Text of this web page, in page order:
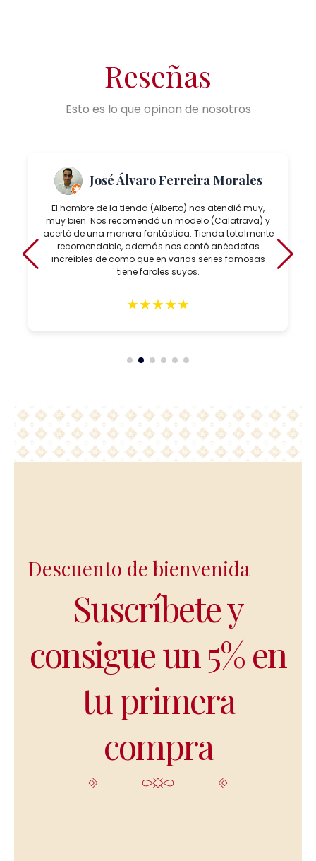
Reseñas
Esto es lo que opinan de nosotros
José Álvaro Ferreira Morales
El hombre de la tienda (Alberto) nos atendió muy,
muy bien. Nos recomendó un modelo (Calatrava) y
acertó de una manera fantástica. Tienda totalmente
recomendable, además nos contó anécdotas
increíbles de como que en varias series famosas
tiene faroles suyos.
★★★★★
Descuento de bienvenida
Suscríbete y
consigue un 5% en
tu primera
compra